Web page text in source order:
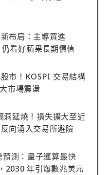
布局：主導買進
看好蘋果長期價值
市！KOSPI 交易結構
市場震盪
延燒！損失擴大至近
向湧入交易所避險
測：量子運算最快
2030 年引爆數兆美元